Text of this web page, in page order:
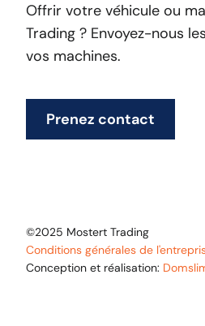
Offrir votre véhicule ou
Trading ? Envoyez-nous
vos machines.
Prenez contact
©2025 Mostert Trading
Conditions générales de
Conception et réalisation: